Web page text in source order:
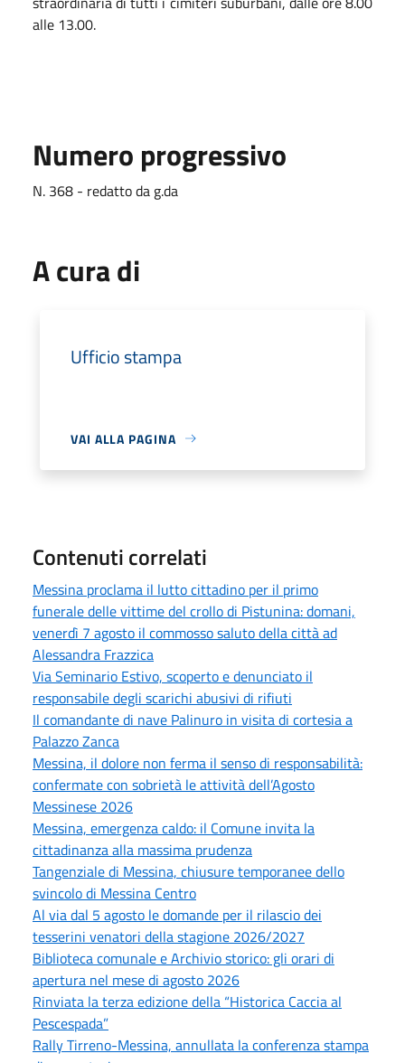
alle 13.00.
Numero progressivo
N. 368 - redatto da g.da
A cura di
Ufficio stampa
VAI ALLA PAGINA
Contenuti correlati
Messina proclama il lutto cittadino per il primo
funerale delle vittime del crollo di Pistunina: domani,
venerdì 7 agosto il commosso saluto della città ad
Alessandra Frazzica
Via Seminario Estivo, scoperto e denunciato il
responsabile degli scarichi abusivi di rifiuti
Il comandante di nave Palinuro in visita di cortesia a
Palazzo Zanca
Messina, il dolore non ferma il senso di responsabilità:
confermate con sobrietà le attività dell’Agosto
Messinese 2026
Messina, emergenza caldo: il Comune invita la
cittadinanza alla massima prudenza
Tangenziale di Messina, chiusure temporanee dello
svincolo di Messina Centro
Al via dal 5 agosto le domande per il rilascio dei
tesserini venatori della stagione 2026/2027
Biblioteca comunale e Archivio storico: gli orari di
apertura nel mese di agosto 2026
Rinviata la terza edizione della “Historica Caccia al
Pescespada”
Rally Tirreno-Messina, annullata la conferenza stampa